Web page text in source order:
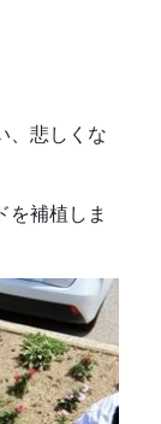
、悲しくな
を補植しま